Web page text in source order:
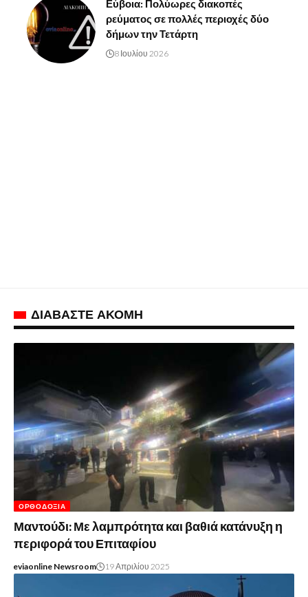
Εύβοια: Πολύωρες διακοπές
ρεύματος σε πολλές περιοχές δύο
δήμων την Τετάρτη
8 Ιουλίου 2026
ΔΙΑΒΑΣΤΕ ΑΚΟΜΗ
ΟΡΘΟΔΟΞΊΑ
Μαντούδι: Με λαμπρότητα και βαθιά κατάνυξη η
περιφορά του Επιταφίου
eviaonline Newsroom 19 Απριλίου 2025